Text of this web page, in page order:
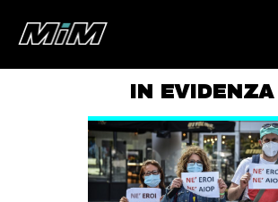
ABOUT
AREA
IN EVIDENZA